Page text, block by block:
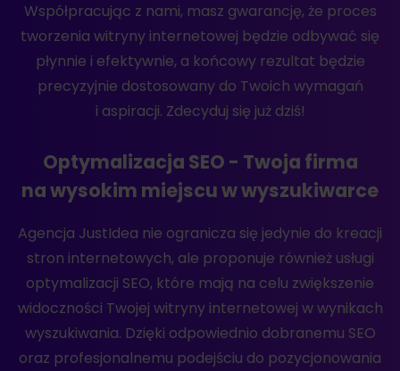
Współpracując z nami, masz gwarancję, że proces
tworzenia witryny internetowej będzie odbywać się
płynnie i efektywnie, a końcowy rezultat będzie
precyzyjnie dostosowany do Twoich wymagań
i aspiracji. Zdecyduj się już dziś!
Optymalizacja SEO - Twoja firma
na wysokim miejscu w wyszukiwarce
Agencja JustIdea nie ogranicza się jedynie do kreacji
stron internetowych, ale proponuje również usługi
optymalizacji SEO, które mają na celu zwiększenie
widoczności Twojej witryny internetowej w wynikach
wyszukiwania. Dzięki odpowiednio dobranemu SEO
oraz profesjonalnemu podejściu do pozycjonowania